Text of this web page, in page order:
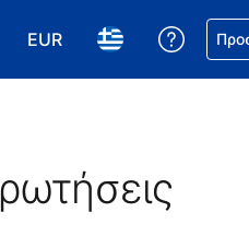
EUR
Επιλέξτε το νόμισμά
Επιλέξτε τη